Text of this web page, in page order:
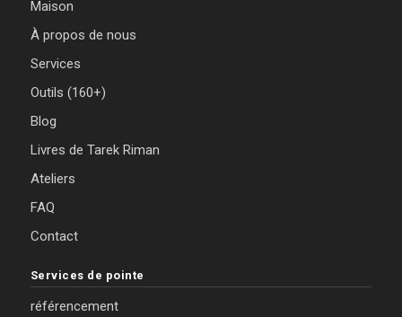
Maison
À propos de nous
Services
Outils (160+)
Blog
Livres de Tarek Riman
Ateliers
FAQ
Contact
Services de pointe
référencement